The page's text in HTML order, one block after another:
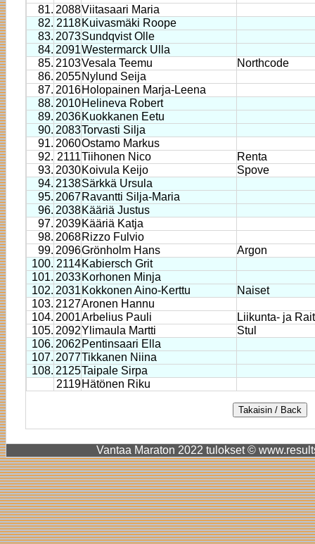
81. 2088Viitasaari Maria
82. 2118Kuivasmäki Roope
83. 2073Sundqvist Olle
84. 2091Westermarck Ulla
85. 2103Vesala Teemu
Northcode
86. 2055Nylund Seija
87. 2016Holopainen Marja-Leena
88. 2010Helineva Robert
89. 2036Kuokkanen Eetu
90. 2083Torvasti Silja
91. 2060Ostamo Markus
92. 2111Tiihonen Nico
Renta
93. 2030Koivula Keijo
Spove
94. 2138Särkkä Ursula
95. 2067Ravantti Silja-Maria
96. 2038Kääriä Justus
97. 2039Kääriä Katja
98. 2068Rizzo Fulvio
99. 2096Grönholm Hans
Argon
100. 2114Kabiersch Grit
101. 2033Korhonen Minja
102. 2031 Kokkonen Aino-Kerttu
Naiset
103. 2127Aronen Hannu
104. 2001Arbelius Pauli
Liikunta- ja
105. 2092Ylimaula Martti
Stul
106. 2062 Pentinsaari Ella
107. 2077Tikkanen Niina
108. 2125Taipale Sirpa
2119Hätönen Riku
Vantaa Maraton 2022 tulokset ©